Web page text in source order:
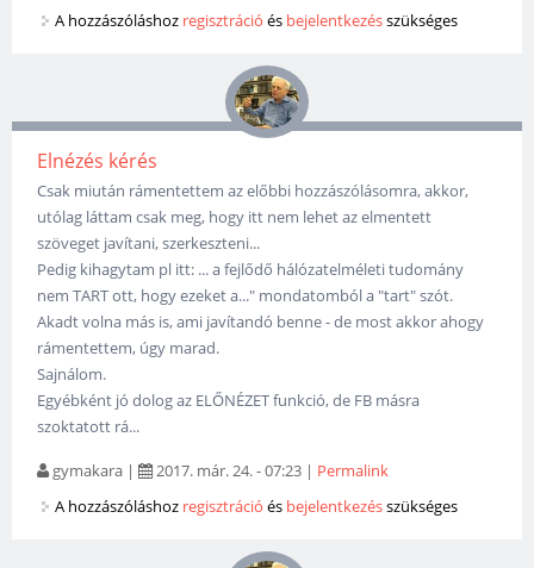
A hozzászóláshoz regisztráció és bejelentkezésszükséges
Elnézés kérés
Csak miután rámentettem az előbbi hozzászólásomra, akkor,
utólag láttam csak meg, hogy itt nem lehet az elmentett
szöveget javítani, szerkeszteni...
Pedig kihagytam pl itt: ... a fejlődő hálózatelméleti tudomány
nem TART ott, hogy ezeket a..." mondatomból a "tart" szót.
Akadt volna más is, ami javítandó benne - de most akkor ahogy
rámentettem, úgy marad.
Sajnálom.
Egyébként jó dolog az ELŐNÉZET funkció, de FB másra
szoktatott rá...
gymakara | 2017. már. 24. - 07:23 | Permalink
A hozzászóláshoz regisztráció és bejelentkezésszükséges